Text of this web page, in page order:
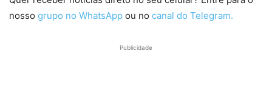
nosso grupo no WhatsApp ou no canal do Telegram.
Publicidade